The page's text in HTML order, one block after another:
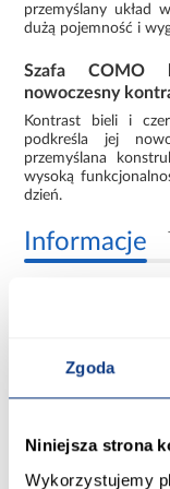
Zgoda
Niniejsza strona
Wykorzystujemy
przemyślany układ
dużą pojemność i
Szafa COMO
nowoczesny
Kontrast bieli i
podkreśla jej
przemyślana
wysoką
dzień.
Informacje
Wysokość [cm]:
245.50